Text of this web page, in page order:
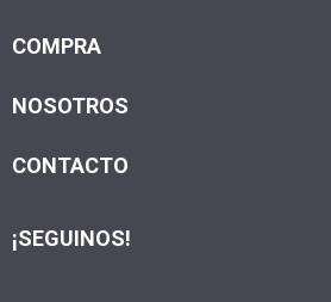
COMPRA
NOSOTROS
CONTACTO
¡SEGUINOS!